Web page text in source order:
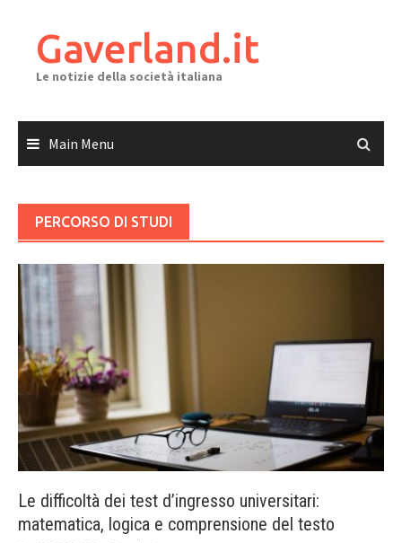
contentGaverland.it
Le notizie della società italiana
Main Menu
PERCORSO DI STUDI
Le difficoltà dei test d’ingresso universitari:
matematica, logica e comprensione del testo